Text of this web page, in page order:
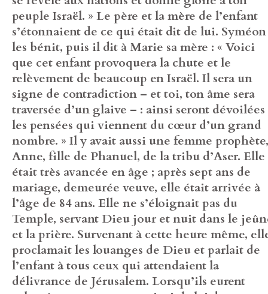
peuple Israël. » Le père et la mère de l’enfant
s’étonnaient de ce qui était dit de lui. Syméon
les bénit, puis il dit à Marie sa mère : « Voici
que cet enfant provoquera la chute et le
relèvement de beaucoup en Israël. Il sera un
signe de contradiction – et toi, ton âme sera
traversée d’un glaive – : ainsi seront dévoilées
les pensées qui viennent du cœur d’un grand
nombre. » Il y avait aussi une femme prophète,
Anne, fille de Phanuel, de la tribu d’Aser. Elle
était très avancée en âge ; après sept ans de
mariage, demeurée veuve, elle était arrivée à
l’âge de 84 ans. Elle ne s’éloignait pas du
Temple, servant Dieu jour et nuit dans le
et la prière. Survenant à cette heure même,
proclamait les louanges de Dieu et parlait de
l’enfant à tous ceux qui attendaient la
délivrance de Jérusalem. Lorsqu’ils eurent